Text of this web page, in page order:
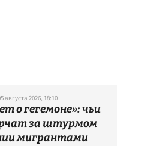
августа 2026, 18:10
о гегемоне»: чьи
за штурмом
мигрантами